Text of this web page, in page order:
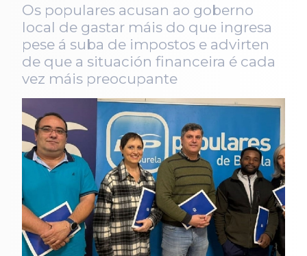
Os populares acusan ao goberno
local de gastar máis do que ingresa
pese á suba de impostos e advirten
de que a situación financeira é cada
vez máis preocupante